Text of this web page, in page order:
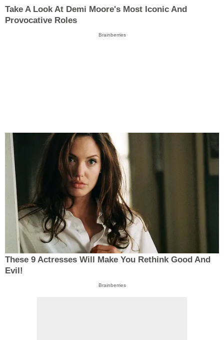
Take A Look At Demi Moore's Most Iconic And
Provocative Roles
Brainberries
These 9 Actresses Will Make You Rethink Good And
Evil!
Brainberries